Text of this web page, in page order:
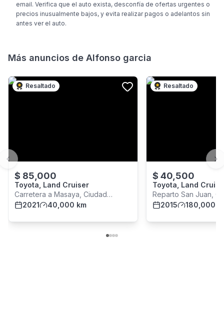
email. Verifica que el auto exista, desconfía de ofertas urgentes o
precios inusualmente bajos, y evita realizar pagos o adelantos sin
antes ver el auto.
Más anuncios de Alfonso garcia
Resaltado
$ 85,000
Toyota, Land Cruiser
Carretera a Masaya, Ciudad
Managua
2021 40,000 km
Resaltado
$ 40,500
Toyota, Land
Reparto San Juan,
Managua
2015 180,000
Previous slide